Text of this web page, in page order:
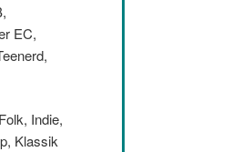
EC,
Indie,
Klassik